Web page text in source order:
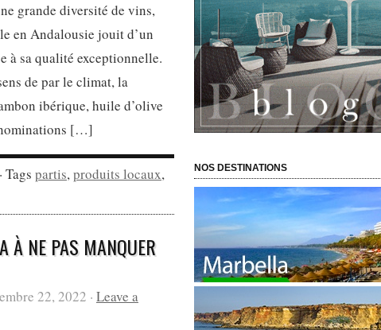
grande diversité de vins,
en Andalousie jouit d’un
à sa qualité exceptionnelle.
de par le climat, la
ibérique, huile d’olive
[…]
· Tags partis,produits locaux,
À NE PAS MANQUER
22, 2022 · Leave a
NOS DESTINATIONS